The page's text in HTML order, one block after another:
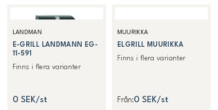
LANDMAN
E-GRILL LANDMANN EG-
11-591
Finns i flera varianter
0 SEK/st
MUURIKKA
ELGRILL MUURIKKA
Finns i flera varianter
Från:0 SEK/st